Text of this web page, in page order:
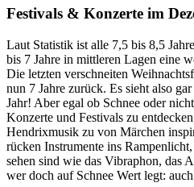
Festivals & Konzerte im
Laut Statistik ist alle 7,5 bis 8,5
bis 7 Jahre in mittleren Lagen eine
Die letzten verschneiten
nun 7 Jahre zurück. Es sieht also
Jahr! Aber egal ob Schnee oder
Konzerte und Festivals zu
Hendrixmusik zu von Märchen
rücken Instrumente ins
sehen sind wie das Vibraphon, das
wer doch auf Schnee Wert legt: